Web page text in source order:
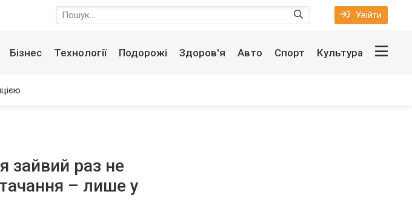
Увійти
Бізнес Технології Подорожі Здоров'я Авто Спорт Культура
зайвий раз не
– лише у